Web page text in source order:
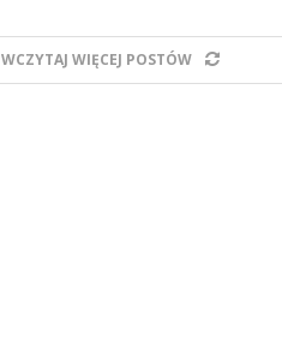
WCZYTAJ WIĘCEJ POSTÓW